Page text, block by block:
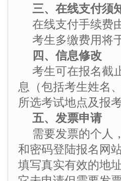
三、在线支付须
在线支付手续费
考生多缴费用将
四、信息修改
考生可在报名截
息（包括考生姓名
所选考试地点及报
五、发票申请
需要发票的个人
和密码登陆报名网
填写真实有效的地